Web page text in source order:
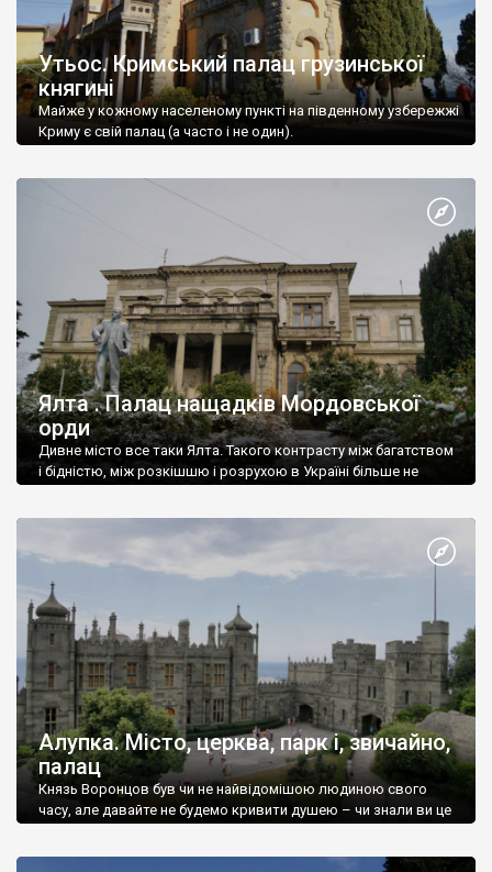
Утьос. Кримський палац грузинської
княгині
Майже у кожному населеному пункті на південному узбережжі
Криму є свій палац (а часто і не один).
Ялта . Палац нащадків Мордовської
орди
Дивне місто все таки Ялта. Такого контрасту між багатством
і бідністю, між розкішшю і розрухою в Україні більше не
Алупка. Місто, церква, парк і, звичайно,
палац
Князь Воронцов був чи не найвідомішою людиною свого
часу, але давайте не будемо кривити душею – чи знали ви це